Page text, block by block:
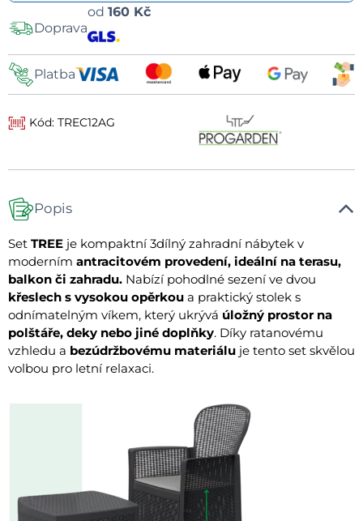
Doprava
od 160 Kč
Platba
Kód: TREC12AG
Popis
Set TREE je kompaktní 3dílný zahradní nábytek v
moderním antracitovém provedení, ideální na terasu,
balkon či zahradu. Nabízí pohodlné sezení ve dvou
křeslech s vysokou opěrkou a praktický stolek s
odnímatelným víkem, který ukrývá úložný prostor na
polštáře, deky nebo jiné doplňky. Díky ratanovému
vzhledu a bezúdržbovému materiálu je tento set skvělou
volbou pro letní relaxaci.